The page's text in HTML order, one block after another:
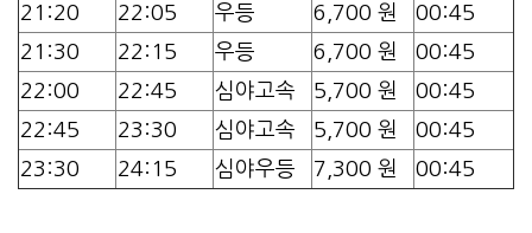
21:20
22:05 우등 6,700 원
00:45
21:30
22:15 우등 6,700 원
00:45
22:00
22:45 심야고속 5,700 원
00:45
22:45
23:30 심야고속 5,700 원
00:45
23:30
24:15 심야우등 7,300 원 00:45